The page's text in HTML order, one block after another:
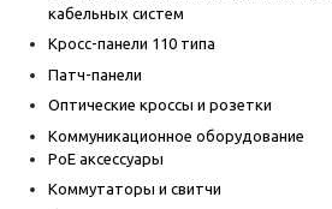
кабельных систем
Кросс-панели 110 типа
Патч-панели
Оптические кроссы и розетки
Коммуникационное оборудование
PoE аксессуары
Коммутаторы и свитчи